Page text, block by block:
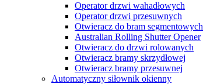
Operator drzwi wahadłowych
Operator drzwi przesuwnych
Otwieracz do bram segmentowych
Australian Rolling Shutter Opener
Otwieracz do drzwi rolowanych
Otwieracz bramy skrzydłowej
Otwieracz bramy przesuwnej
Automatyczny siłownik okienny